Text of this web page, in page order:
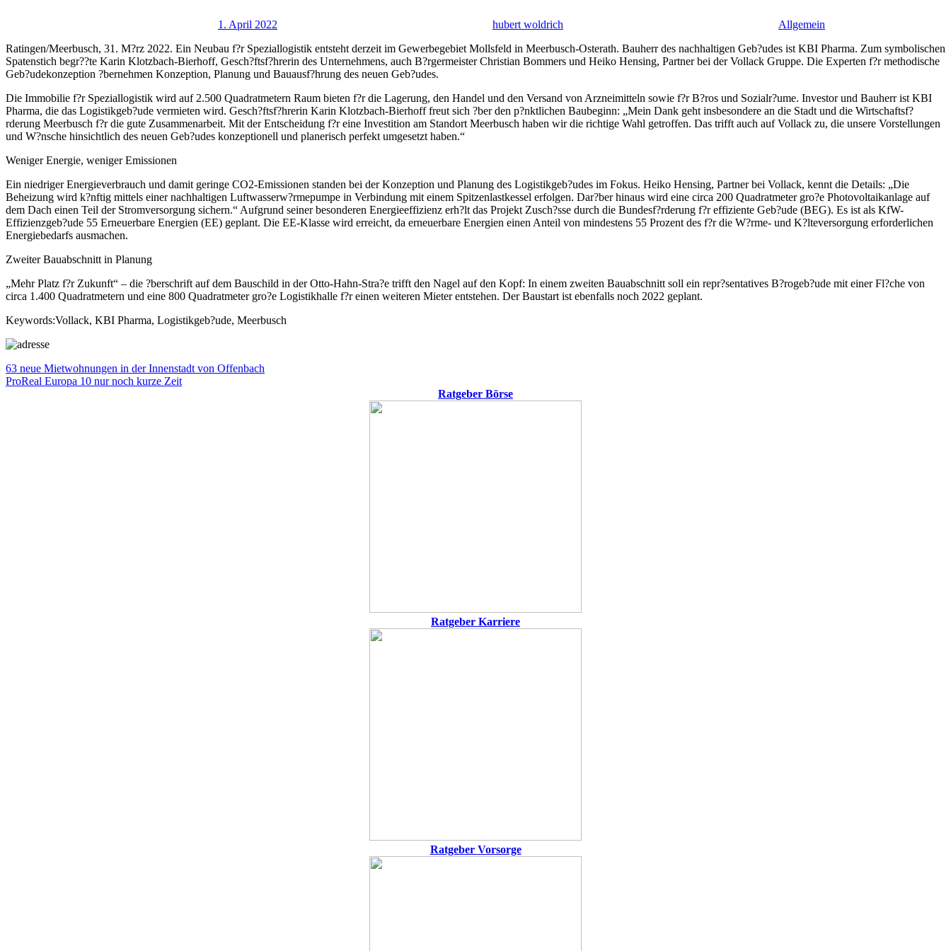
1. April 2022 hubert woldrich
Allgemein
Ratingen/Meerbusch, 31. M?rz 2022. Ein Neubau f?r Speziallogistik entsteht derzeit im Gewerbegebiet Mollsfeld in Meerbusch-Osterath. Bauherr des nachhaltigen Geb?udes ist KBI Pharma. Zum symbolischen
Spatenstich begr??te Karin Klotzbach-Bierhoff, Gesch?ftsf?hrerin des Unternehmens, auch B?rgermeister Christian Bommers und Heiko Hensing, Partner bei der Vollack Gruppe. Die Experten f?r methodische
Geb?udekonzeption ?bernehmen Konzeption, Planung und Bauausf?hrung des neuen Geb?udes.
Die Immobilie f?r Speziallogistik wird auf 2.500 Quadratmetern Raum bieten f?r die Lagerung, den Handel und den Versand von Arzneimitteln sowie f?r B?ros und Sozialr?ume. Investor und Bauherr ist KBI
Pharma, die das Logistikgeb?ude vermieten wird. Gesch?ftsf?hrerin Karin Klotzbach-Bierhoff freut sich ?ber den p?nktlichen Baubeginn: „Mein Dank geht insbesondere an die Stadt und die Wirtschaftsf?
rderung Meerbusch f?r die gute Zusammenarbeit. Mit der Entscheidung f?r eine Investition am Standort Meerbusch haben wir die richtige Wahl getroffen. Das trifft auch auf Vollack zu, die unsere Vorstellungen
und W?nsche hinsichtlich des neuen Geb?udes konzeptionell und planerisch perfekt umgesetzt haben.“
Weniger Energie, weniger Emissionen
Ein niedriger Energieverbrauch und damit geringe CO2-Emissionen standen bei der Konzeption und Planung des Logistikgeb?udes im Fokus. Heiko Hensing, Partner bei Vollack, kennt die Details: „Die
Beheizung wird k?nftig mittels einer nachhaltigen Luftwasserw?rmepumpe in Verbindung mit einem Spitzenlastkessel erfolgen. Dar?ber hinaus wird eine circa 200 Quadratmeter gro?e Photovoltaikanlage auf
dem Dach einen Teil der Stromversorgung sichern.“ Aufgrund seiner besonderen Energieeffizienz erh?lt das Projekt Zusch?sse durch die Bundesf?rderung f?r effiziente Geb?ude (BEG). Es ist als KfW-
Effizienzgeb?ude 55 Erneuerbare Energien (EE) geplant. Die EE-Klasse wird erreicht, da erneuerbare Energien einen Anteil von mindestens 55 Prozent des f?r die W?rme- und K?lteversorgung erforderlichen
Energiebedarfs ausmachen.
Zweiter Bauabschnitt in Planung
„Mehr Platz f?r Zukunft“ – die ?berschrift auf dem Bauschild in der Otto-Hahn-Stra?e trifft den Nagel auf den Kopf: In einem zweiten Bauabschnitt soll ein repr?sentatives B?rogeb?ude mit einer Fl?che von
circa 1.400 Quadratmetern und eine 800 Quadratmeter gro?e Logistikhalle f?r einen weiteren Mieter entstehen. Der Baustart ist ebenfalls noch 2022 geplant.
Keywords:Vollack, KBI Pharma, Logistikgeb?ude, Meerbusch
Beitragsnavigation
Vorheriger
Beitrag:
63 neue Mietwohnungen in der Innenstadt von Offenbach
Nächster
ProReal Europa 10 nur noch kurze Zeit
Ratgeber Börse
Ratgeber Karriere
Ratgeber Vorsorge